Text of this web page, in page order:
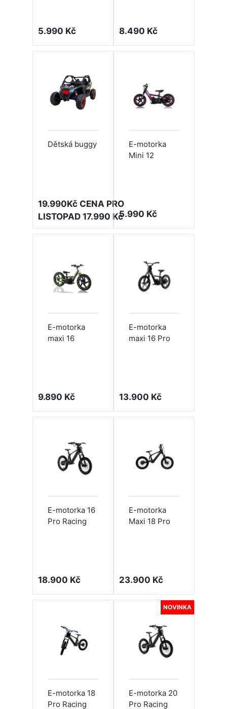
5.990 Kč 8.490 Kč
Dětská buggy
19.990Kč CENA PRO
LISTOPAD 17.990 Kč
E-motorka
Mini 12
5.990 Kč
E-motorka
maxi 16
9.890 Kč
E-motorka
maxi 16 Pro
13.900 Kč
E-motorka 16
Pro Racing
18.900 Kč
E-motorka
Maxi 18 Pro
23.900 Kč
E-motorka 18
Pro Racing
NOVINKA
E-motorka 20
Pro Racing